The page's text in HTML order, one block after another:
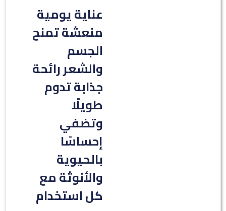
عناية يومية
منعشة تمنح
الجسم
والشعر رائحة
جذابة تدوم
طويلًا
وتضفي
إحساسًا
بالحيوية
والأنوثة مع
كل استخدام